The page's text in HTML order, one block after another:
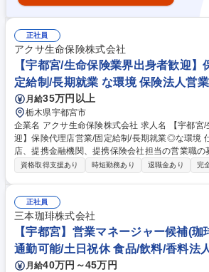
正社員
アクサ生命保険株式会社
【宇都宮/生命保険業界出身者歓迎】
定給制/長期就業 な環境 保険法人営業
月給35万円以上
栃木県宇都宮市
企業名 アクサ生命保険株式会社 求人名 【宇都宮/生命保険業界出身者歓
迎】保険代理店営業/固定給制/長期就業◎な環境 仕事の内容 生命保険代理
店、提携金融機関、提携保険会社担当の営業職
り代理店に対する販売促進をお任せします。即戦
店主に対するサポート）■募集人に対する教育・
施（保険商品・販売手法・業界情報・コンプライ
等）■新規代理店、新規提携金融機関の開拓■提
担当営業職：提携金融機関、提携保険会社本部へ
代理店管理業務全般 募集職種 【宇都宮/生命保険業界出身者歓迎】保険代
理店営業/固定給制/長期就業◎な環境
資格取得支援あり 時短勤務あり 退職金あり 完
正社員
三本珈琲株式会社
【宇都宮】営業マネージャー候補(
通勤可能/土日祝休 食品/飲料/香料法
月給40万円～45万円